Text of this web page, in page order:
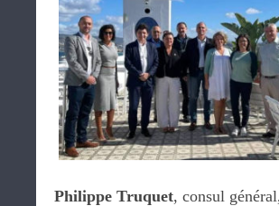
Philippe Truquet, consul